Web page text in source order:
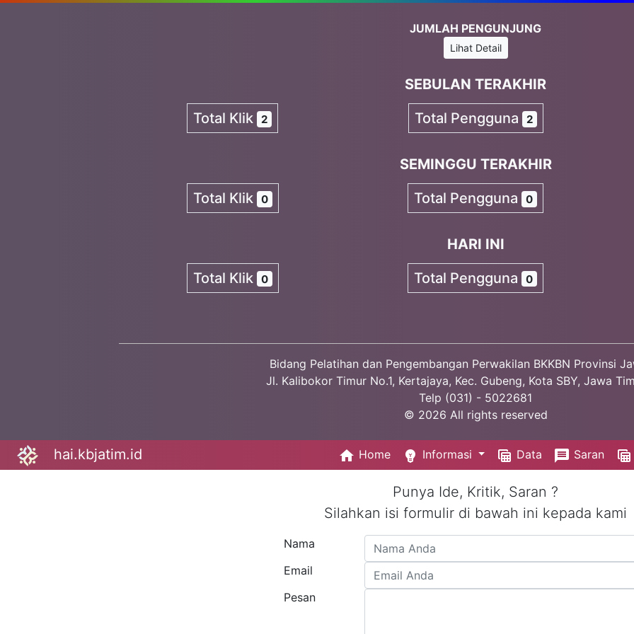
JUMLAH PENGUNJUNG
Lihat Detail
SEBULAN TERAKHIR
Total Klik 2 Total Pengguna 2
SEMINGGU TERAKHIR
Total Klik 0 Total Pengguna 0
HARI INI
Total Klik 0 Total Pengguna 0
Bidang Pelatihan dan Pengembangan Perwakilan BKKBN Provinsi
Jl. Kalibokor Timur No.1, Kertajaya, Kec. Gubeng, Kota SBY, Jawa
Telp (031) - 5022681
© 2026 All rights reserved
hai.kbjatim.id home Home emoji_objects Informasi table_view Data message Saran table_view
Punya Ide, Kritik, Saran ?
Silahkan isi formulir di bawah ini kepada kami
Nama
Email
Pesan